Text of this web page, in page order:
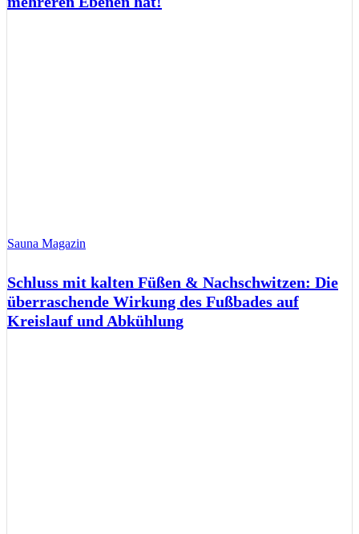
Sauna Magazin
Schluss mit kalten Füßen & Nachschwitzen: Die
überraschende Wirkung des Fußbades auf
Kreislauf und Abkühlung